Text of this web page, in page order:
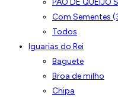
Com Sementes
Todos
Iguarias do Rei
Baguete
Broa de milho
Chipa